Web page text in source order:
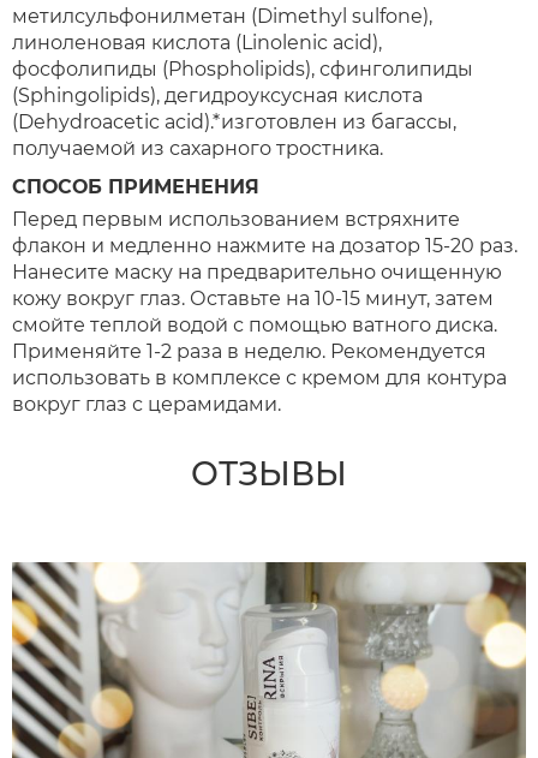
метилсульфонилметан (Dimethyl sulfone),
линоленовая кислота (Linolenic acid),
фосфолипиды (Phospholipids), сфинголипиды
(Sphingolipids), дегидроуксусная кислота
(Dehydroacetic acid).*изготовлен из багассы,
получаемой из сахарного тростника.
СПОСОБ ПРИМЕНЕНИЯ
Перед первым использованием встряхните
флакон и медленно нажмите на дозатор 15-20 раз.
Нанесите маску на предварительно очищенную
кожу вокруг глаз. Оставьте на 10-15 минут, затем
смойте теплой водой с помощью ватного диска.
Применяйте 1-2 раза в неделю. Рекомендуется
использовать в комплексе с кремом для контура
вокруг глаз с церамидами.
ОТЗЫВЫ